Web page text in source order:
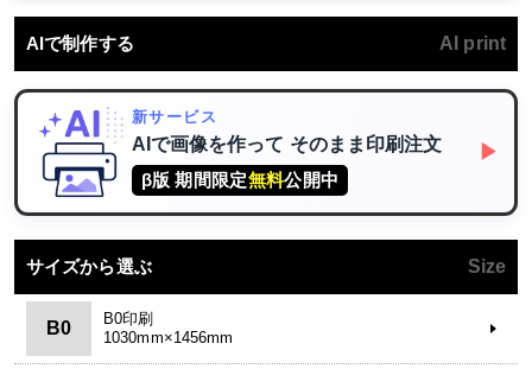
AIで制作する AI print
新サービス
AIで画像を作って そのまま印刷注文
β版 期間限定無料公開中
▶
サイズから選ぶ Size
B0
B0印刷
1030mm×1456mm